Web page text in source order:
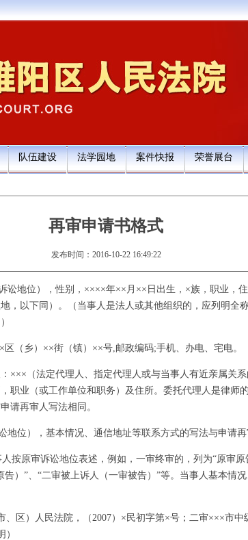
队伍建设 法学园地 案件快报 荣誉展台
再审申请书格式
发布时间：2016-10-22 16:49:22
地位），性别，××××年××月××日出生，×族，职业，
，以下同）。（当事人是法人或其他组织的，应列明全
乡）××街（镇）××号,邮政编码;手机、办电、宅电。
（法定代理人、指定代理人或与当事人有近亲属关系
职业（或工作单位和职务）及住所。委托代理人是律师
请再审人写法相同。
位），基本情况、通信地址等联系方式的写法与申请再
原审诉讼地位表述，例如，一审终审的，列为“原审原
）”、“二审被上诉人（一审被告）”等。当事人基本情
）人民法院，（2007）×民初字第×号；二审×××市中